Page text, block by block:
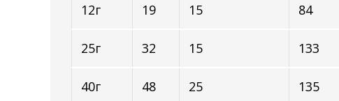
12г 19 15 84
25г 32 15 133
40г 48 25 135